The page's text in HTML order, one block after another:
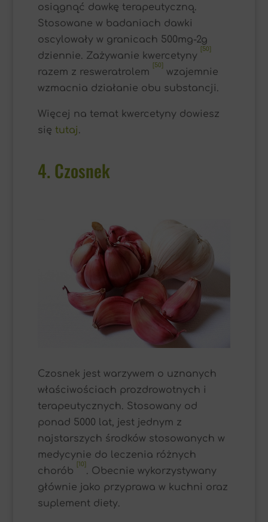
osiągnąć dawkę terapeutyczną.
Stosowane w badaniach dawki
oscylowały w granicach 500mg-2g
dziennie. Zażywanie kwercetyny
[50]
razem z resweratrolem
[50]
wzajemnie
wzmacnia działanie obu substancji.
Więcej na temat kwercetyny dowiesz
się tutaj.
4. Czosnek
Czosnek jest warzywem o uznanych
właściwościach prozdrowotnych i
terapeutycznych. Stosowany od
ponad 5000 lat, jest jednym z
najstarszych środków stosowanych w
medycynie do leczenia różnych
chorób
[10]
. Obecnie wykorzystywany
głównie jako przyprawa w kuchni oraz
suplement diety.